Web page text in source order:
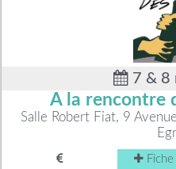
7 & 8
A la rencontre
Salle Robert Fiat, 9
Fiche